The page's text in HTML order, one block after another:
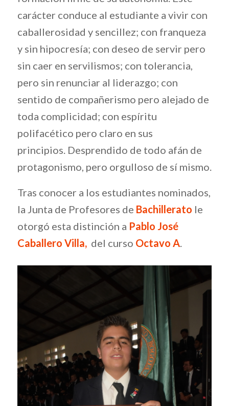
carácter conduce al estudiante a vivir con
caballerosidad y sencillez; con franqueza
y sin hipocresía; con deseo de servir pero
sin caer en servilismos; con tolerancia,
pero sin renunciar al liderazgo; con
sentido de compañerismo pero alejado de
toda complicidad; con espíritu
polifacético pero claro en sus
principios. Desprendido de todo afán de
protagonismo, pero orgulloso de sí mismo.
Tras conocer a los estudiantes nominados,
la Junta de Profesores de Bachillerato le
otorgó esta distinción a Pablo José
Caballero Villa, del curso Octavo A.